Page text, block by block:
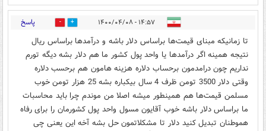
۱۴:۵۷ - ۱۴۰۰/۰۴/۰۸ 0 پاسخ
تا زمانیکه مبنای قیمت‌ها براساس دلار باشه و درآمدها براساس ریال
نتیجه همینه اگر درآمدها یا واحد پول کشور ما هم دلار بشه دیگه تورم
نداریم چون درامدمون برحساب دلاره هزینه هامون هم برحسب دلاره
وقتی دلار 3500 تومن ظرف 4 سال بیکباره بشه 25 هزار تومن خوب
مسلمن قیمت‌ها هم همینطور میشه اصلا من موندم چرا باید محاسبات
ما براساس دلار باشه خوب آقایون مسول واحد پول کشورمان را برای رفاه
هموطنان تبدیل کنید دلار تا مشکلاتمون حل بشه آخه این یعنی چی